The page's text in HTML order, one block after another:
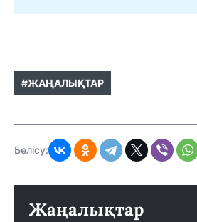
#ЖАҢАЛЫҚТАР
Бөлісу:
Жаңалықтар